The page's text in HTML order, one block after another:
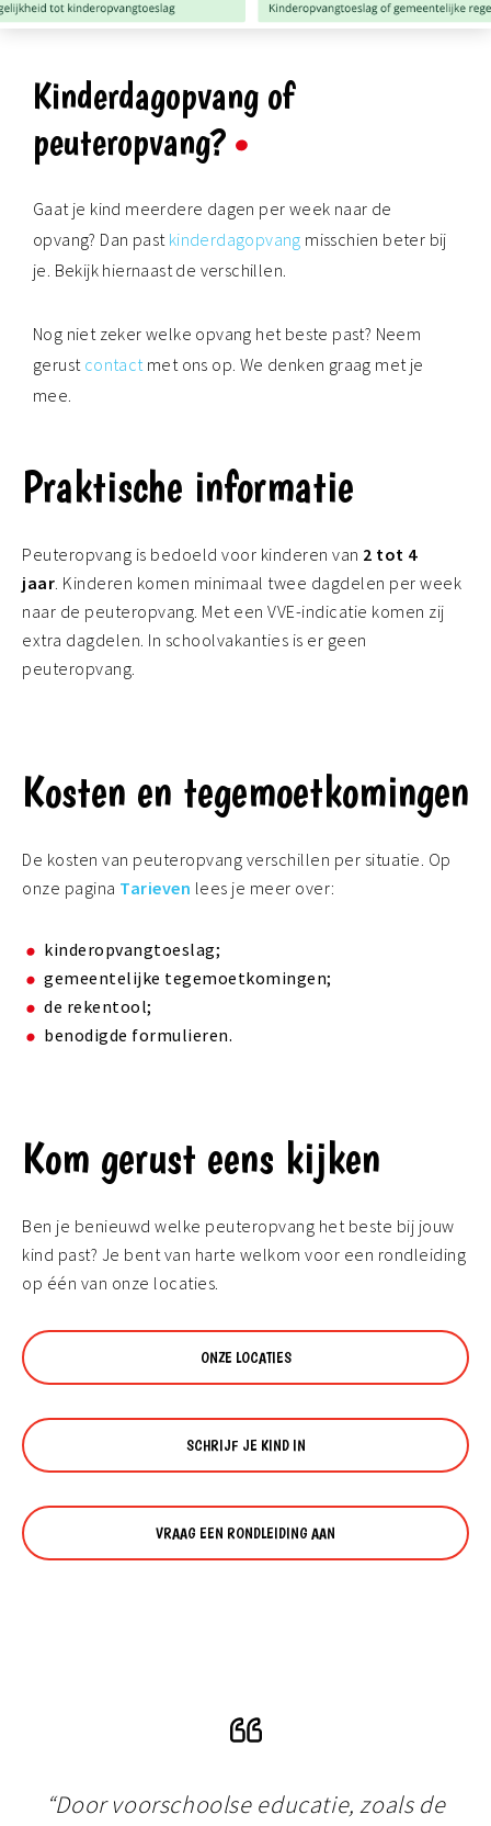
Kinderdagopvang of
peuteropvang?
Gaat je kind meerdere dagen per week naar de
opvang? Dan past kinderdagopvang misschien beter bij
je. Bekijk hiernaast de verschillen.
Nog niet zeker welke opvang het beste past? Neem
gerust contactmet ons op. We denken graag met je
mee.
Praktische informatie
Peuteropvang is bedoeld voor kinderen van 2 tot 4
jaar. Kinderen komen minimaal twee dagdelen per week
naar de peuteropvang. Met een VVE-indicatie komen zij
extra dagdelen. In schoolvakanties is er geen
peuteropvang.
Kosten en tegemoetkomingen
De kosten van peuteropvang verschillen per situatie. Op
onze pagina Tarieven lees je meer over:
kinderopvangtoeslag;
gemeentelijke tegemoetkomingen;
de rekentool;
benodigde formulieren.
Kom gerust eens kijken
Ben je benieuwd welke peuteropvang het beste bij jouw
kind past? Je bent van harte welkom voor een rondleiding
op één van onze locaties.
ONZE LOCATIES
SCHRIJF JE KIND IN
VRAAG EEN RONDLEIDING AAN
“Door voorschoolse educatie, zoals de